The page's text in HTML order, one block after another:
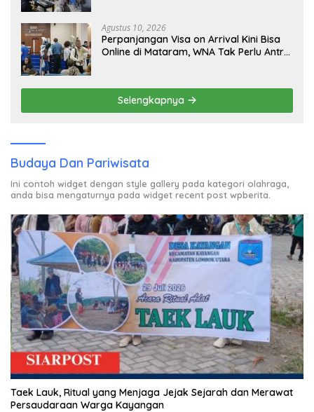
Agustus 10, 2026
Perpanjangan Visa on Arrival Kini Bisa
Online di Mataram, WNA Tak Perlu Antre
Selengkapnya
Budaya Dan Pariwisata
Ini contoh widget dengan style gallery pada kategori olahraga,
anda bisa mengaturnya pada widget recent post wpberita.
Taek Lauk, Ritual yang Menjaga Jejak Sejarah dan Merawat
Persaudaraan Warga Kayangan